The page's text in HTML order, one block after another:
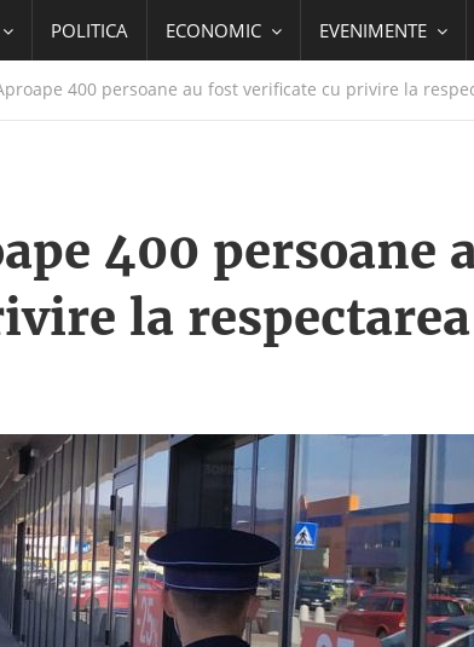
POLITICA ECONOMIC EVENIMENTE
400 persoane au fost verificate cu privire la
400 persoane
la